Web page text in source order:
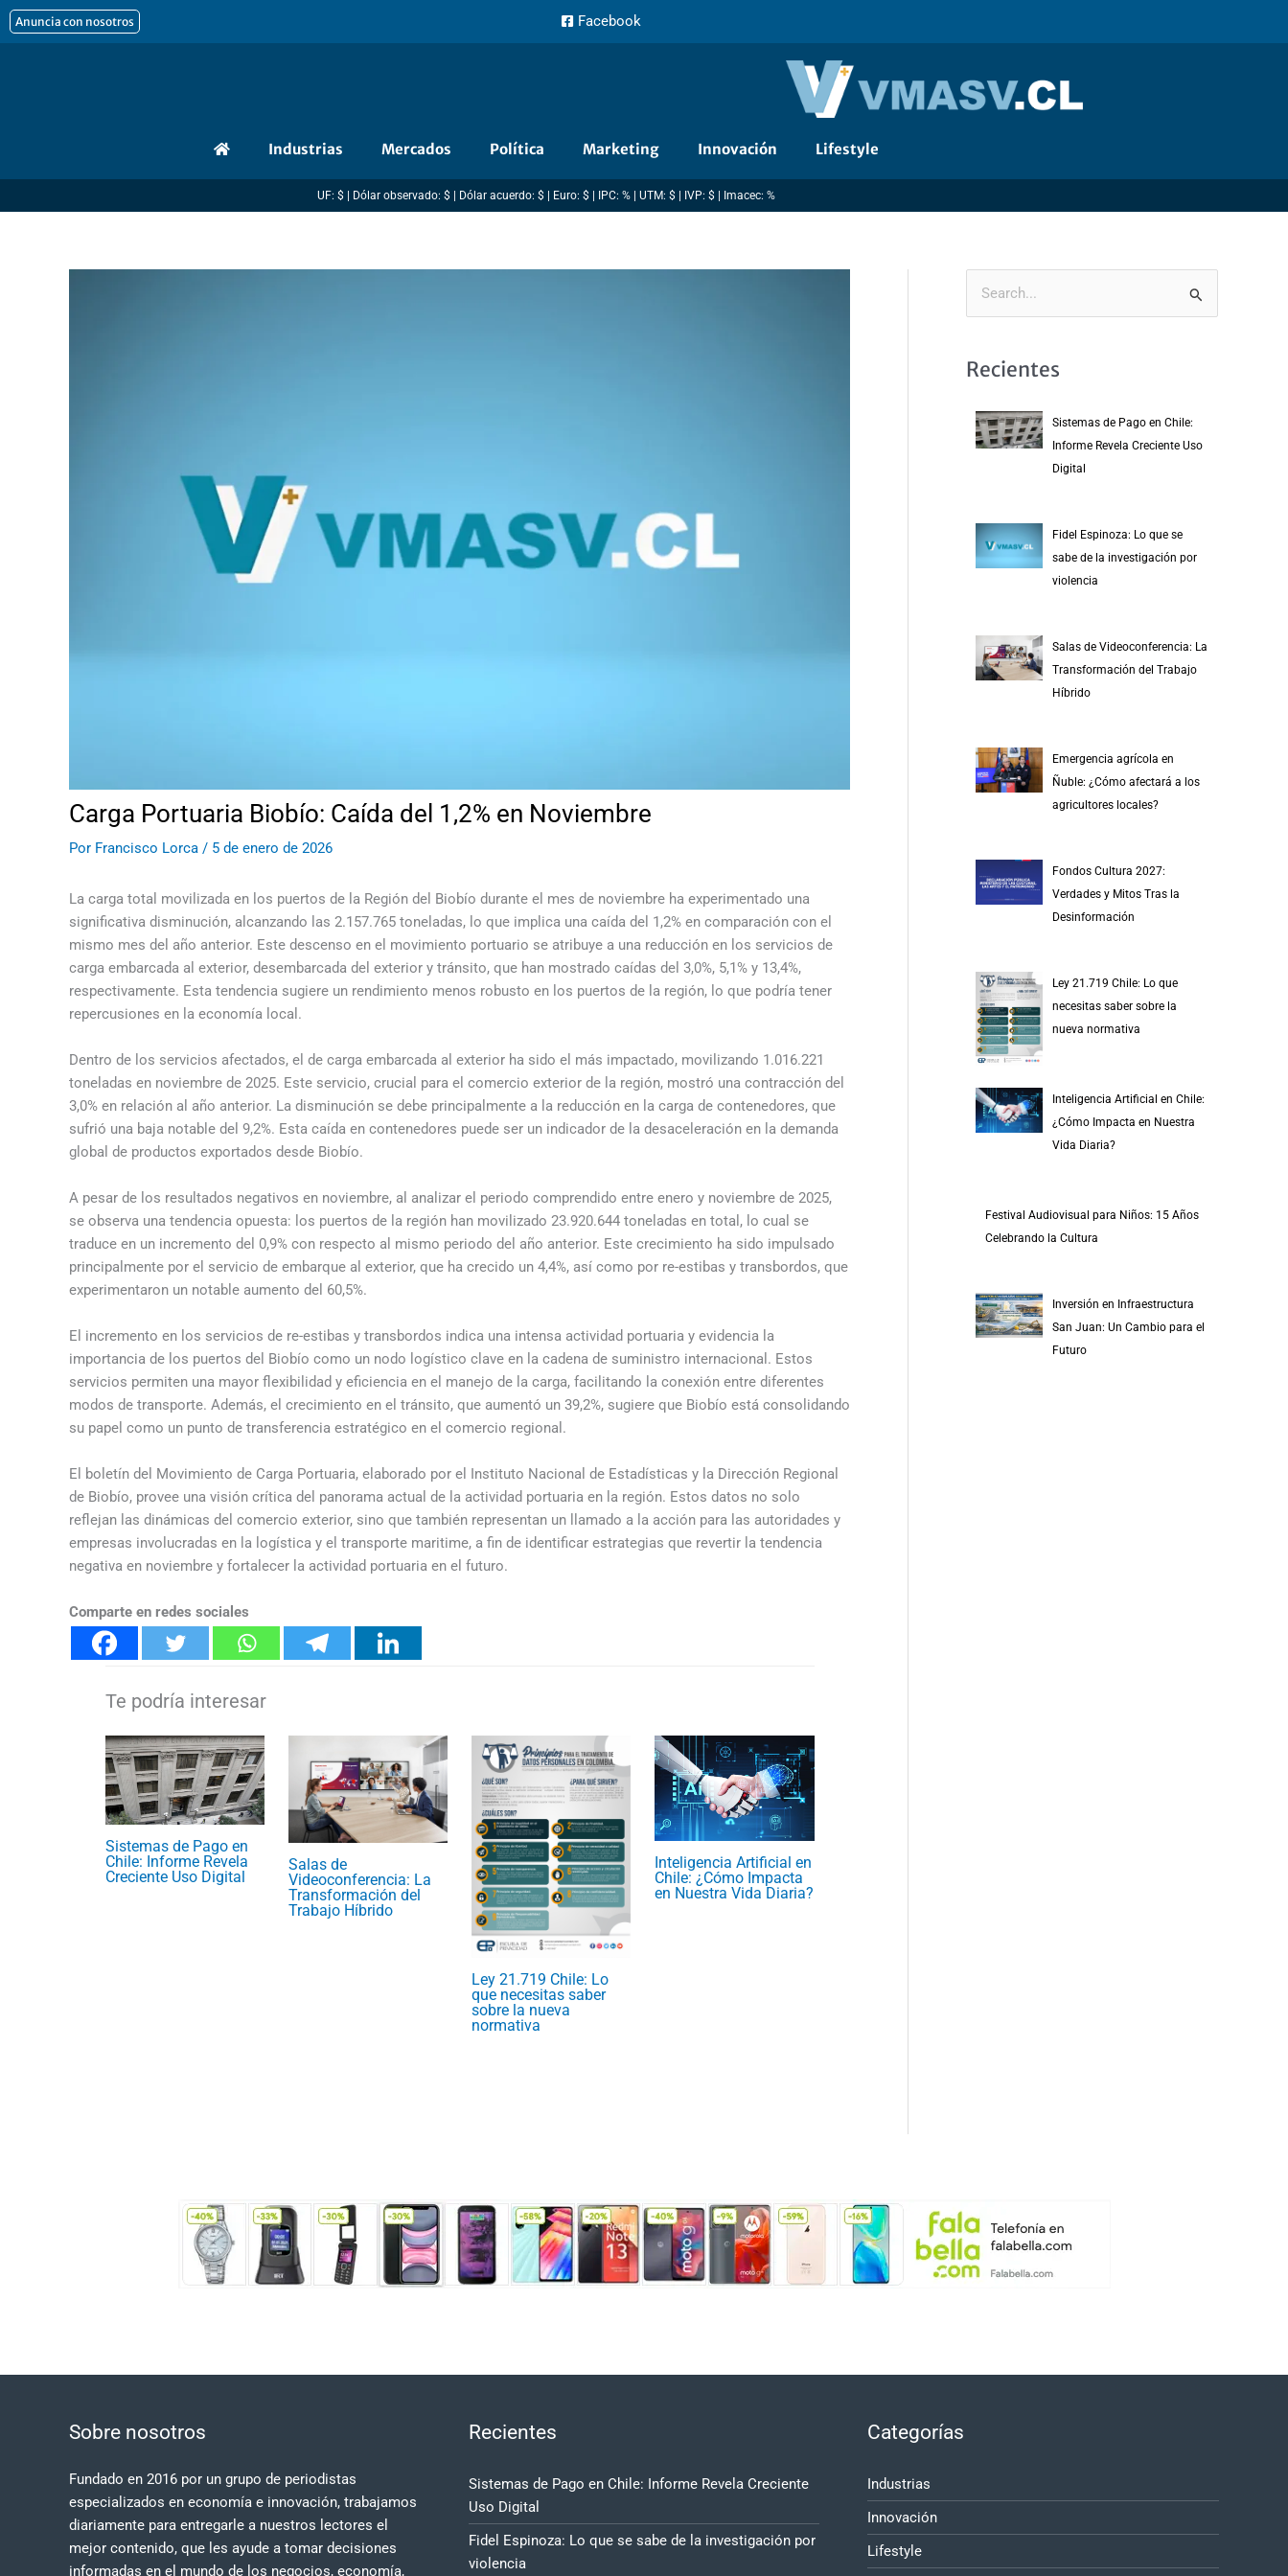
al
Anuncia con nosotros Facebook
Industrias Mercados Política Marketing Innovación Lifestyle
UF: $ | Dólar observado: $ | Dólar acuerdo: $ | Euro: $ | IPC: % | UTM: $ | IVP: $ | Imacec: %
Carga Portuaria Biobío: Caída del 1,2% en Noviembre
Por Francisco Lorca / 5 de enero de 2026
La carga total movilizada en los puertos de la Región del Biobío durante el mes de noviembre ha experimentado una
significativa disminución, alcanzando las 2.157.765 toneladas, lo que implica una caída del 1,2% en comparación con el
mismo mes del año anterior. Este descenso en el movimiento portuario se atribuye a una reducción en los servicios de
carga embarcada al exterior, desembarcada del exterior y tránsito, que han mostrado caídas del 3,0%, 5,1% y 13,4%,
respectivamente. Esta tendencia sugiere un rendimiento menos robusto en los puertos de la región, lo que podría tener
repercusiones en la economía local.
Dentro de los servicios afectados, el de carga embarcada al exterior ha sido el más impactado, movilizando 1.016.221
toneladas en noviembre de 2025. Este servicio, crucial para el comercio exterior de la región, mostró una contracción del
3,0% en relación al año anterior. La disminución se debe principalmente a la reducción en la carga de contenedores, que
sufrió una baja notable del 9,2%. Esta caída en contenedores puede ser un indicador de la desaceleración en la demanda
global de productos exportados desde Biobío.
A pesar de los resultados negativos en noviembre, al analizar el periodo comprendido entre enero y noviembre de 2025,
se observa una tendencia opuesta: los puertos de la región han movilizado 23.920.644 toneladas en total, lo cual se
traduce en un incremento del 0,9% con respecto al mismo periodo del año anterior. Este crecimiento ha sido impulsado
principalmente por el servicio de embarque al exterior, que ha crecido un 4,4%, así como por re-estibas y transbordos, que
experimentaron un notable aumento del 60,5%.
El incremento en los servicios de re-estibas y transbordos indica una intensa actividad portuaria y evidencia la
importancia de los puertos del Biobío como un nodo logístico clave en la cadena de suministro internacional. Estos
servicios permiten una mayor flexibilidad y eficiencia en el manejo de la carga, facilitando la conexión entre diferentes
modos de transporte. Además, el crecimiento en el tránsito, que aumentó un 39,2%, sugiere que Biobío está consolidando
su papel como un punto de transferencia estratégico en el comercio regional.
El boletín del Movimiento de Carga Portuaria, elaborado por el Instituto Nacional de Estadísticas y la Dirección Regional
de Biobío, provee una visión crítica del panorama actual de la actividad portuaria en la región. Estos datos no solo
reflejan las dinámicas del comercio exterior, sino que también representan un llamado a la acción para las autoridades y
empresas involucradas en la logística y el transporte maritime, a fin de identificar estrategias que revertir la tendencia
negativa en noviembre y fortalecer la actividad portuaria en el futuro.
Comparte en redes sociales
Sistemas de Pago en
Chile: Informe Revela
Creciente Uso Digital
Salas de
Videoconferencia: La
Transformación del
Trabajo Híbrido
Ley 21.719 Chile: Lo
que necesitas saber
sobre la nueva
normativa
Inteligencia Artificial en
Chile: ¿Cómo Impacta
en Nuestra Vida Diaria?
Recientes
Sistemas de Pago en Chile:
Informe Revela Creciente Uso
Digital
Fidel Espinoza: Lo que se
sabe de la investigación por
violencia
Salas de Videoconferencia: La
Transformación del Trabajo
Híbrido
Emergencia agrícola en
Ñuble: ¿Cómo afectará a los
agricultores locales?
Fondos Cultura 2027:
Verdades y Mitos Tras la
Desinformación
Ley 21.719 Chile: Lo que
necesitas saber sobre la
nueva normativa
Inteligencia Artificial en Chile:
¿Cómo Impacta en Nuestra
Vida Diaria?
Festival Audiovisual para Niños: 15 Años
Celebrando la Cultura
Inversión en Infraestructura
San Juan: Un Cambio para el
Futuro
Sobre nosotros
Fundado en 2016 por un grupo de periodistas
especializados en economía e innovación, trabajamos
diariamente para entregarle a nuestros lectores el
mejor contenido, que les ayude a tomar decisiones
informadas en el mundo de los negocios, economía,
Recientes
Sistemas de Pago en Chile: Informe Revela Creciente
Uso Digital
Fidel Espinoza: Lo que se sabe de la investigación por
violencia
Categorías
Industrias
Innovación
Lifestyle